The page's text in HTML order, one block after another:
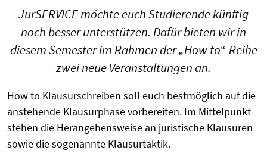
JurSERVICE möchte euch Studierende künftig
noch besser unterstützen. Dafür bieten wir in
diesem Semester im Rahmen der „How to“-Reihe
zwei neue Veranstaltungen an.
How to Klausurschreiben soll euch bestmöglich auf die
anstehende Klausurphase vorbereiten. Im Mittelpunkt
stehen die Herangehensweise an juristische Klausuren
sowie die sogenannte Klausurtaktik.